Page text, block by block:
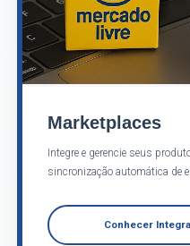
Marketplaces
Integre e gerencie seus
sincronização automática de
Conhecer